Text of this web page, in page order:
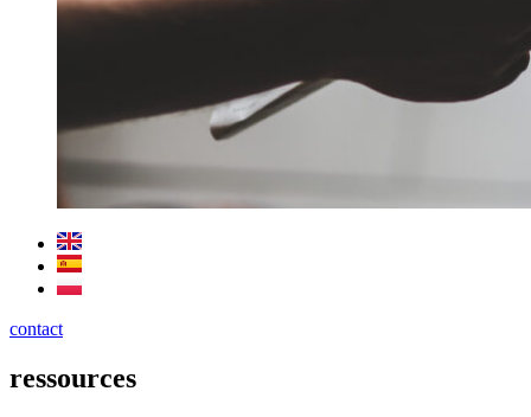
contact
ressources